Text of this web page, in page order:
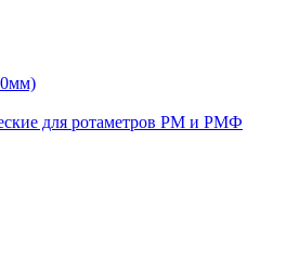
для ротаметров РМ и РМФ